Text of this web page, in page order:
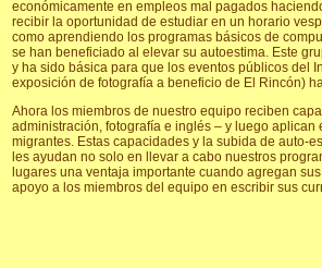
económicamente en empleos mal pagados
recibir la oportunidad de estudiar en un horario
como aprendiendo los programas básicos de
se han beneficiado al elevar su autoestima. Este
y ha sido básica para que los eventos públicos del
exposición de fotografía a beneficio de El Rincón)
Ahora los miembros de nuestro equipo reciben
administración, fotografía e inglés – y luego
migrantes. Estas capacidades y la subida de auto-
les ayudan no solo en llevar a cabo nuestros
lugares una ventaja importante cuando agregan
apoyo a los miembros del equipo en escribir sus